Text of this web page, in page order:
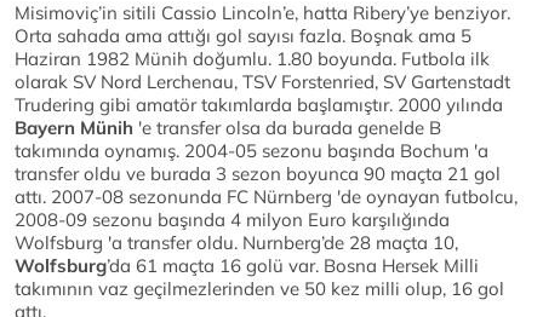
Misimoviç’in sitili Cassio Lincoln’e, hatta Ribery’ye benziyor.
Orta sahada ama attığı gol sayısı fazla. Boşnak ama 5
Haziran 1982 Münih doğumlu. 1.80 boyunda. Futbola ilk
olarak SV Nord Lerchenau, TSV Forstenried, SV Gartenstadt
Trudering gibi amatör takımlarda başlamıştır. 2000 yılında
Bayern Münih 'e transfer olsa da burada genelde B
takımında oynamış. 2004-05 sezonu başında Bochum 'a
transfer oldu ve burada 3 sezon boyunca 90 maçta 21 gol
attı. 2007-08 sezonunda FC Nürnberg 'de oynayan futbolcu,
2008-09 sezonu başında 4 milyon Euro karşılığında
Wolfsburg 'a transfer oldu. Nurnberg’de 28 maçta 10,
Wolfsburg’da 61 maçta 16 golü var. Bosna Hersek Milli
takımının vaz geçilmezlerinden ve 50 kez milli olup, 16 gol
attı.